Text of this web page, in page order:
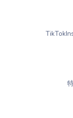
TikTok